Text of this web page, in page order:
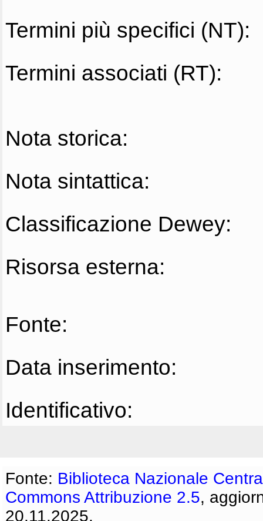
Termini più specifici (NT):
Termini associati (RT):
Nota storica:
Nota sintattica:
Classificazione Dewey:
Risorsa esterna:
Fonte:
Data inserimento:
Identificativo:
Fonte: Biblioteca Nazionale
Commons Attribuzione 2.5,
20.11.2025.